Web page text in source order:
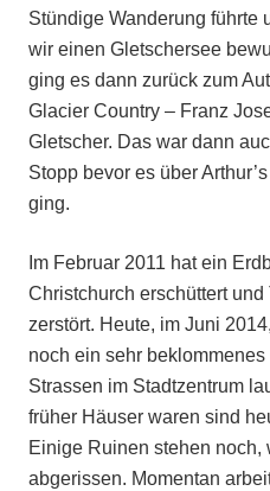
Stündige Wanderung führte
wir einen Gletschersee
ging es dann zurück zum
Glacier Country – Franz
Gletscher. Das war dann
Stopp bevor es über
ging.
Im Februar 2011 hat ein
Christchurch erschüttert und
zerstört. Heute, im Juni
noch ein sehr
Strassen im Stadtzentrum
früher Häuser waren sind
Einige Ruinen stehen noch,
abgerissen. Momentan